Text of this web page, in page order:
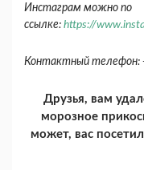
Инстаграм можно по
ссылке: https://
Контактный телефон:
Друзья, вам
морозное
может, вас